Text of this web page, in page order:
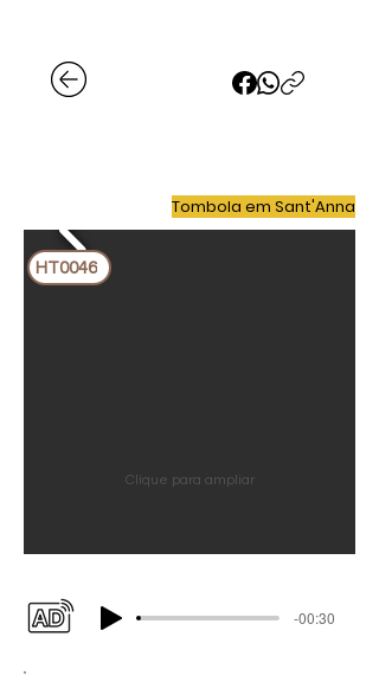
Tombola em Sant'Anna
HT0046
Clique para ampliar
-00:30